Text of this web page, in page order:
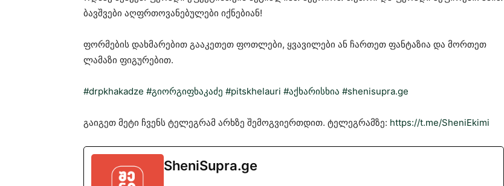
ბავშვები აღფრთოვანებულები იქნებიან!
ფორმების დახმარებით გააკეთეთ ფოთლები, ყვავილები ან ჩართეთ ფანტაზია და მორთეთ
ლამაზი ფიგურებით.
#drpkhakadze #გიორგიფხაკაძე #pitskhelauri #აქხარისხია #shenisupra.ge
გაიგეთ მეტი ჩვენს ტელეგრამ არხზე შემოგვიერთდით. ტელეგრამზე: https://t.me/SheniEkimi
SheniSupra.ge